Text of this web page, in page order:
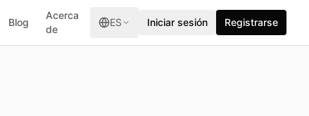
Blog
Acerca
de
ES Iniciar sesión Registrarse